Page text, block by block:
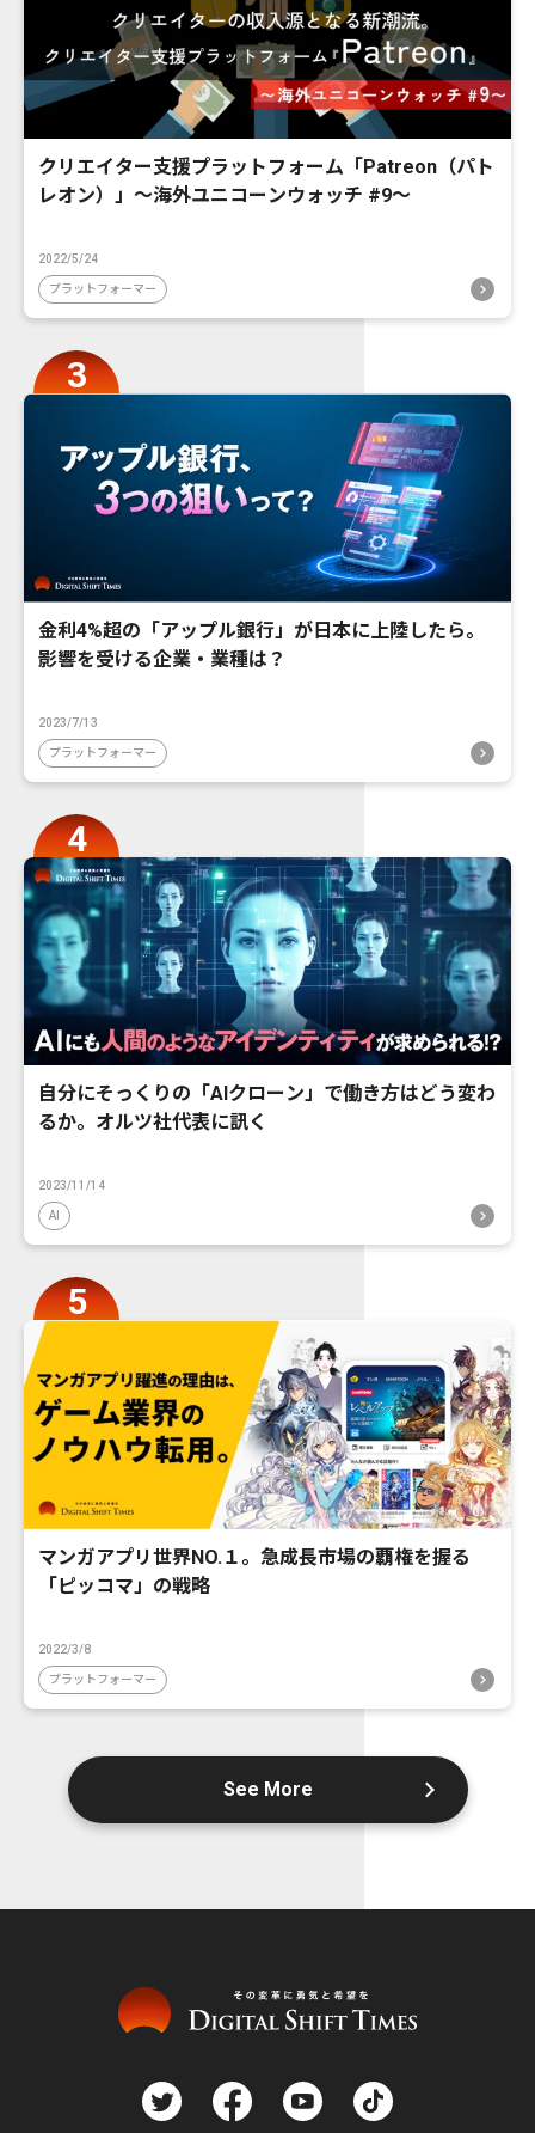
クリエイター支援プラットフォーム「Patreon（パト
レオン）」〜海外ユニコーンウォッチ #9〜
2022/5/24
プラットフォーマー
金利4%超の「アップル銀行」が日本に上陸したら。
影響を受ける企業・業種は？
2023/7/13
プラットフォーマー
自分にそっくりの「AIクローン」で働き方はどう変わ
るか。オルツ社代表に訊く
2023/11/14
AI
マンガアプリ世界NO.１。急成長市場の覇権を握る
「ピッコマ」の戦略
2022/3/8
プラットフォーマー
See More